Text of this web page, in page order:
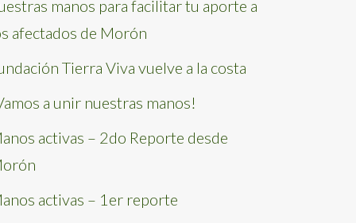
manos para facilitar tu aporte a
afectados de Morón
Tierra Viva vuelve a la costa
a unir nuestras manos!
activas – 2do Reporte desde
activas – 1er reporte